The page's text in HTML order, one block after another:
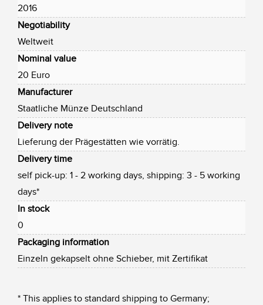
2016
Negotiability
Weltweit
Nominal value
20 Euro
Manufacturer
Staatliche Münze Deutschland
Delivery note
Lieferung der Prägestätten wie vorrätig.
Delivery time
self pick-up: 1 - 2 working days, shipping: 3 - 5 working
days*
In stock
0
Packaging information
Einzeln gekapselt ohne Schieber, mit Zertifikat
* This applies to standard shipping to Germany;